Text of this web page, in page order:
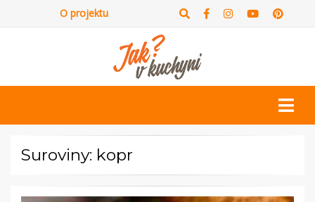
O projektu
Suroviny: kopr